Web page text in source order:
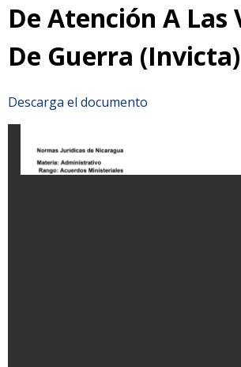
De Atención A Las
De Guerra (Invicta)
Descarga el documento